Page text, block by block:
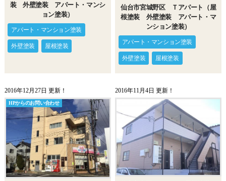
装 外壁塗装 アパート・マンシ
ョン塗装）
アパート・マンション塗装
外壁塗装 屋根塗装
仙台市宮城野区 Ｔアパート（屋
根塗装 外壁塗装 アパート・マ
ンション塗装）
アパート・マンション塗装
外壁塗装 屋根塗装
2016年12月27日 更新！
HPからのお問い合わせ
2016年11月4日 更新！